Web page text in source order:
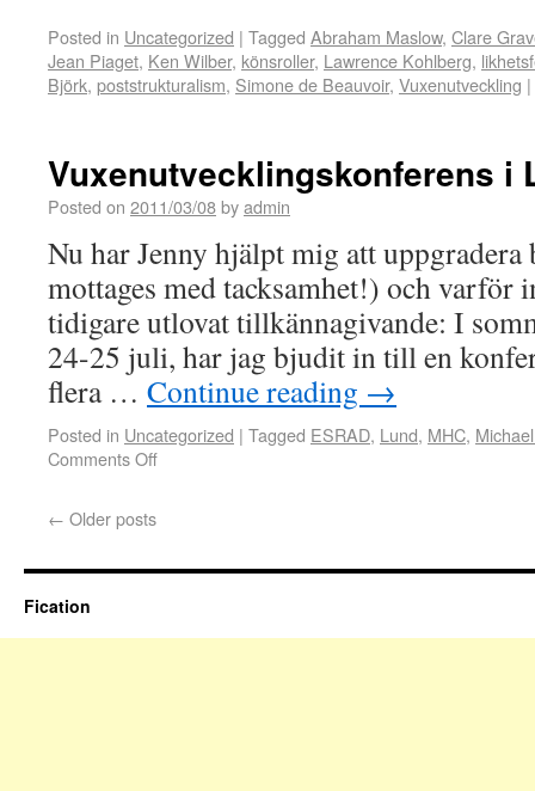
Posted in Uncategorized | Tagged Abraham Maslow, Clare
Jean Piaget, Ken Wilber, könsroller, Lawrence Kohlberg,
Björk, poststrukturalism, Simone de Beauvoir, Vuxenutveckling |
Vuxenutvecklingskonferens i
Posted on 2011/03/08byadmin
Nu har Jenny hjälpt mig att
mottages med tacksamhet!) och varför
tidigare utlovat tillkännagivande: I
24-25 juli, har jag bjudit in till en
flera … Continue reading →
Posted in Uncategorized | Tagged ESRAD, Lund, MHC,
Comments Off
← Older posts
Fication